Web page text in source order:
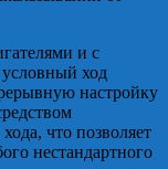
и с
ход
настройку
что позволяет
нестандартного